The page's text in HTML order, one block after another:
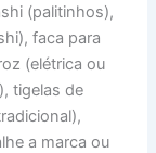
(palitinhos),
faca para
(elétrica ou
tigelas de
a marca ou